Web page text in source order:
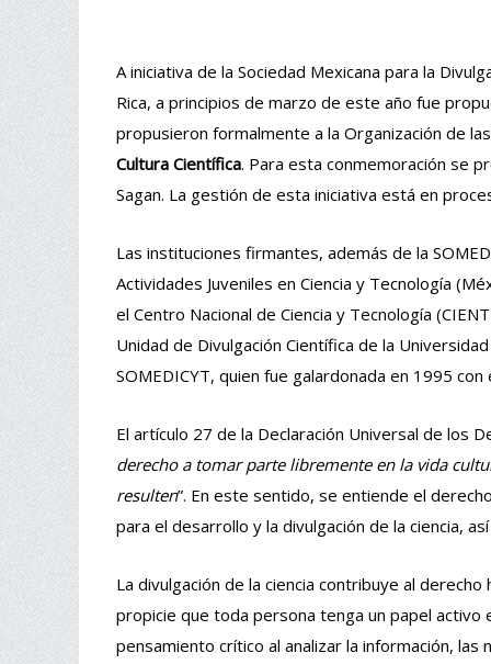
A iniciativa de la Sociedad Mexicana para la
Rica, a principios de marzo de este año fue
propusieron formalmente a la Organización de
Cultura Científica. Para esta conmemoración se
Sagan. La gestión de esta iniciativa está en
Las instituciones firmantes, además de la
Actividades Juveniles en Ciencia y Tecnología
el Centro Nacional de Ciencia y Tecnología
Unidad de Divulgación Científica de la
SOMEDICYT, quien fue galardonada en 1995
El artículo 27 de la Declaración Universal de los
derecho a tomar parte libremente en la vida
resulten”. En este sentido, se entiende el
para el desarrollo y la divulgación de la ciencia,
La divulgación de la ciencia contribuye al
propicie que toda persona tenga un papel activo
pensamiento crítico al analizar la información,